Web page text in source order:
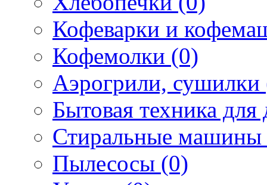
Кофеварки и
Кофемолки (0)
Аэрогрили, сушилки
Бытовая техника
Стиральные машины
Пылесосы (0)